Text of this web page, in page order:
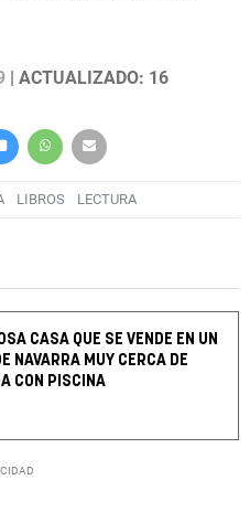
| ACTUALIZADO: 16
LIBROS LECTURA
CASA QUE SE VENDE EN UN
NAVARRA MUY CERCA DE
CON PISCINA